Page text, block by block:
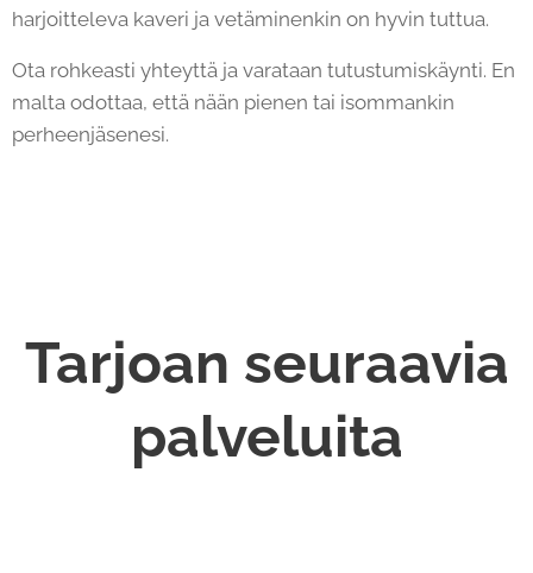
harjoitteleva kaveri ja vetäminenkin on hyvin tuttua.
Ota rohkeasti yhteyttä ja varataan tutustumiskäynti. En
malta odottaa, että nään pienen tai isommankin
perheenjäsenesi.
Tarjoan seuraavia
palveluita